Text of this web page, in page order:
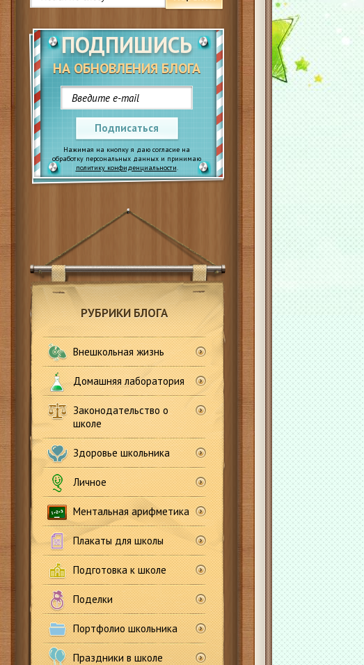
ПОДПИШИСЬ
НА ОБНОВЛЕНИЯ БЛОГА
Подписаться
Нажимая на кнопку я даю согласие на
обработку персональных данных и принимаю
политику конфиденциальности.
РУБРИКИ БЛОГА
Внешкольная жизнь
Домашняя лаборатория
Законодательство о
школе
Здоровье школьника
Личное
Ментальная арифметика
Плакаты для школы
Подготовка к школе
Поделки
Портфолио школьника
Праздники в школе